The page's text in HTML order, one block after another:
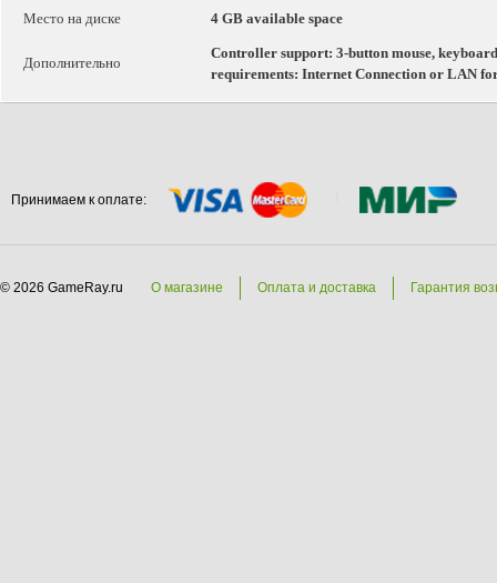
Место на диске 4 GB available space
Дополнительно
Controller support: 3-button mouse,
requirements: Internet Connection or LAN
Принимаем к оплате:
© 2026 GameRay.ru О магазине Оплата и доставка Гарантия